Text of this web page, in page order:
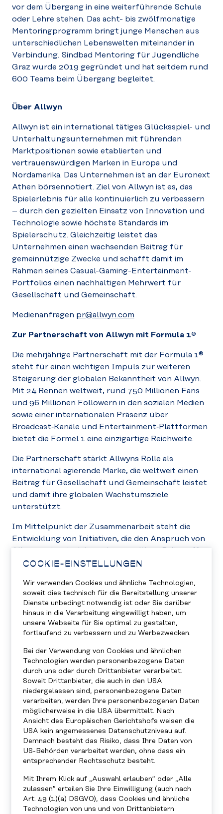
COOKIE-EINSTELLUNGEN
Wir verwenden Cookies und ähnliche Technologien,
soweit dies technisch für die Bereitstellung unserer
Dienste unbedingt notwendig ist oder Sie darüber
hinaus in die Verarbeitung eingewilligt haben, um
unsere Webseite für Sie optimal zu gestalten,
fortlaufend zu verbessern und zu Werbezwecken.
Bei der Verwendung von Cookies und ähnlichen
Technologien werden personenbezogene Daten
durch uns oder durch Drittanbieter verarbeitet.
Soweit Drittanbieter, die auch in den USA
niedergelassen sind, personenbezogene Daten
verarbeiten, werden Ihre personenbezogenen Daten
möglicherweise in die USA übermittelt. Nach
Ansicht des Europäischen Gerichtshofs weisen die
USA kein angemessenes Datenschutzniveau auf.
Demnach besteht das Risiko, dass Ihre Daten von
US-Behörden verarbeitet werden, ohne dass ein
entsprechender Rechtsschutz besteht.
Mit Ihrem Klick auf „Auswahl erlauben“ oder „Alle
zulassen“ erteilen Sie Ihre Einwilligung (auch nach
Art. 49 (1)(a) DSGVO), dass Cookies und ähnliche
Technologien von uns und von Drittanbietern
vor dem Übergang in eine weiterführende Schule
oder Lehre stehen. Das acht- bis zwölfmonatige
Mentoringprogramm bringt junge Menschen aus
unterschiedlichen Lebenswelten miteinander in
Verbindung. Sindbad Mentoring für Jugendliche
Graz wurde 2019 gegründet und hat seitdem rund
600 Teams beim Übergang begleitet.
Über Allwyn
Allwyn ist ein international tätiges Glücksspiel- und
Unterhaltungsunternehmen mit führenden
Marktpositionen sowie etablierten und
vertrauenswürdigen Marken in Europa und
Nordamerika. Das Unternehmen ist an der Euronext
Athen börsennotiert. Ziel von Allwyn ist es, das
Spielerlebnis für alle kontinuierlich zu verbessern
– durch den gezielten Einsatz von Innovation und
Technologie sowie höchste Standards im
Spielerschutz. Gleichzeitig leistet das
Unternehmen einen wachsenden Beitrag für
gemeinnützige Zwecke und schafft damit im
Rahmen seines Casual-Gaming-Entertainment-
Portfolios einen nachhaltigen Mehrwert für
Gesellschaft und Gemeinschaft.
Medienanfragen pr@allwyn.com
Zur Partnerschaft von Allwyn mit Formula 1®
Die mehrjährige Partnerschaft mit der Formula 1®
steht für einen wichtigen Impuls zur weiteren
Steigerung der globalen Bekanntheit von Allwyn.
Mit 24 Rennen weltweit, rund 750 Millionen Fans
und 96 Millionen Followern in den sozialen Medien
sowie einer internationalen Präsenz über
Broadcast‑Kanäle und Entertainment‑Plattformen
bietet die Formel 1 eine einzigartige Reichweite.
Die Partnerschaft stärkt Allwyns Rolle als
international agierende Marke, die weltweit einen
Beitrag für Gesellschaft und Gemeinschaft leistet
und damit ihre globalen Wachstumsziele
unterstützt.
Im Mittelpunkt der Zusammenarbeit steht die
Entwicklung von Initiativen, die den Anspruch von
Allwyn unterstreichen, einen positiven Beitrag für
die Gesellschaft zu leisten. Da sowohl Allwyn als
lokale Gemeinschaften zu stärken, eröffnet die
Partnerschaft die Möglichkeit, die stetig wachsende
internationale Fanbasis zu nutzen, um Menschen
und Initiativen sichtbar zu machen, die positive
Veränderungen vorantreiben – und diese
inspirierenden Geschichten weltweit zu teilen.
Über Formula 1®
Die Formula 1®-Rennserie wurde 1950 ins Leben
gerufen und ist die prestigeträchtigste
Motorsportserie der Welt sowie die weltweit
populärste jährlich ausgetragene Sportserie.
Formula One World Championship Limited ist Teil
der Formula 1® und hält die exklusiven
kommerziellen Rechte an der FIA Formula One
World Championship™.